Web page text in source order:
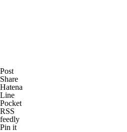
Post
Share
Hatena
Line
Pocket
RSS
feedly
Pin it